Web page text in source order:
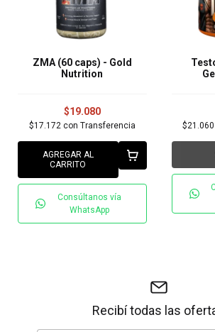
ZMA (60 caps) - Gold
Nutrition
$19.080
$17.172 con Transferencia
AGREGAR AL
CARRITO
Consúltanos vía
WhatsApp
Recibí todas las